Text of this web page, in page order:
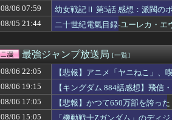
【Gジェネエターナル】最強の支援機と言えば
一番面白いギャグ漫画ってなんなの？
【ラブライブ！】セクシーさとキュートな上
【仮面ライダーマイス】「十二支同盟」とも戦
【SEED】フォビドゥンガンダム「ビーム弾き
ストリートファイター6の新キャラ、エロ可
【衝撃】ガンダムSEEDさん、絶対にあり得
【エロ漫画】女の子の「イく時の反応」最強
【ガンダムSEED】ゲイツってクルーゼも乗
【〈物語〉シリーズ】セガ「忍野忍」「斧乃
08/06 07:59
幼女戦記Ⅱ 第5話 感想：派閥の
08/05 21:44
二十世紀電氣目録-ユーレカ・エ
最強ジャンプ放送局 [一覧]
08/06 22:05
【悲報】アニメ「ヤニねこ」、
08/06 19:15
【キングダム 884話感想】飛
08/06 17:05
【悲報】かつて650万部を誇っ
08/06 15:05
「機動戦士Ζガンダム」のディ